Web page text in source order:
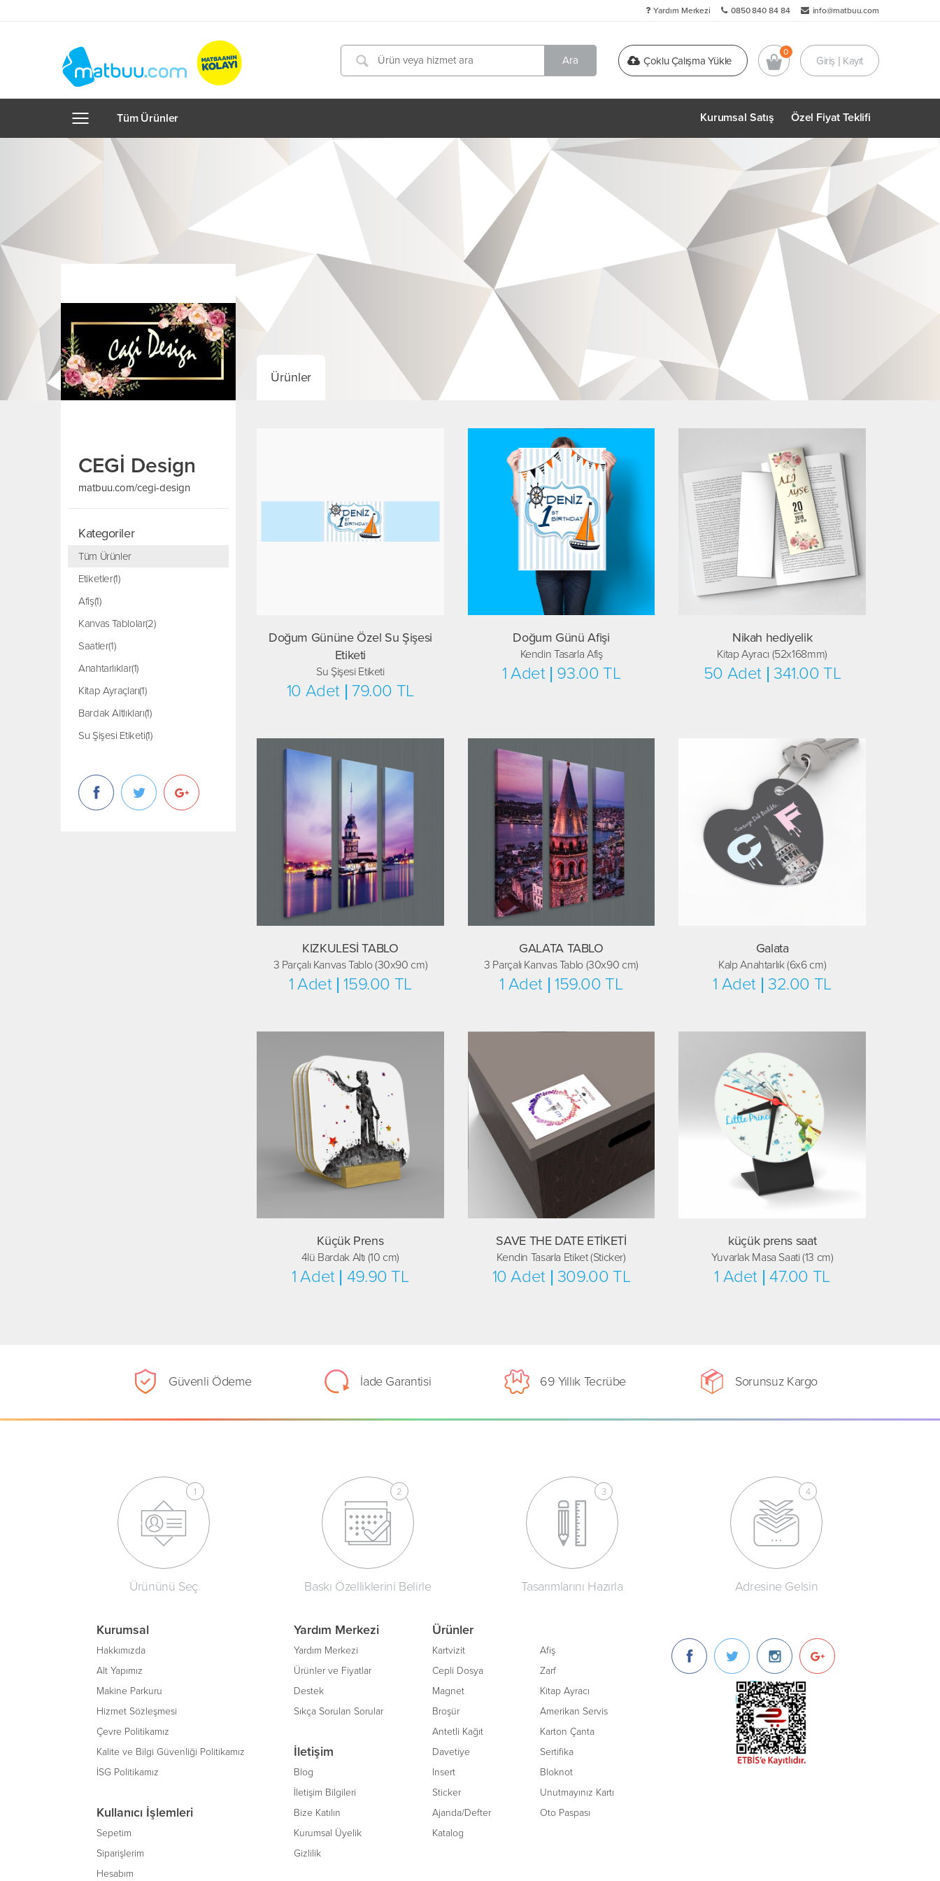
info@matbuu.com
0850 840 84 84
Yardım Merkezi
Çoklu Çalışma Yükle Giriş | Kayıt
Tüm Ürünler Kurumsal Satış Özel Fiyat Teklifi
Ürünler
CEGİ Design
matbuu.com/cegi-design
Kategoriler
Tüm Ürünler
Etiketler(1)
Afiş(1)
Kanvas Tablolar(2)
Saatler(1)
Anahtarlıklar(1)
Kitap Ayraçları(1)
Bardak Altlıkları(1)
Su Şişesi Etiketi(1)
Doğum Gününe Özel Su Şişesi
Etiketi
Su Şişesi Etiketi
10 Adet | 79.00 TL
Doğum Günü Afişi
Kendin Tasarla Afiş
1 Adet | 93.00 TL
Nikah hediyelik
Kitap Ayracı (52x168mm)
50 Adet | 341.00 TL
KIZKULESİ TABLO
3 Parçalı Kanvas Tablo (30x90 cm)
1 Adet | 159.00 TL
GALATA TABLO
3 Parçalı Kanvas Tablo (30x90 cm)
1 Adet | 159.00 TL
Galata
Kalp Anahtarlık (6x6 cm)
1 Adet | 32.00 TL
Küçük Prens
4lü Bardak Altı (10 cm)
1 Adet | 49.90 TL
SAVE THE DATE ETİKETİ
Kendin Tasarla Etiket (Sticker)
10 Adet | 309.00 TL
küçük prens saat
Yuvarlak Masa Saati (13 cm)
1 Adet | 47.00 TL
Güvenli Ödeme İade Garantisi 69 Yıllık Tecrübe Sorunsuz Kargo
Ürününü Seç Baskı Özelliklerini Belirle Tasarımlarını Hazırla Adresine Gelsin
Kurumsal
Hakkımızda
Alt Yapımız
Makine Parkuru
Hizmet Sözleşmesi
Çevre Politikamız
Kalite ve Bilgi Güvenliği Politikamız
İSG Politikamız
Kullanıcı İşlemleri
Sepetim
Siparişlerim
Hesabım
Yardım Merkezi
Yardım Merkezi
Ürünler ve Fiyatlar
Destek
Sıkça Sorulan Sorular
İletişim
Blog
İletişim Bilgileri
Bize Katılın
Kurumsal Üyelik
Gizlilik
Ürünler
Kartvizit
Cepli Dosya
Magnet
Broşür
Antetli Kağıt
Davetiye
Insert
Sticker
Ajanda/Defter
Katalog
Afiş
Zarf
Kitap Ayracı
Amerikan Servis
Karton Çanta
Sertifika
Bloknot
Unutmayınız Kartı
Oto Paspası